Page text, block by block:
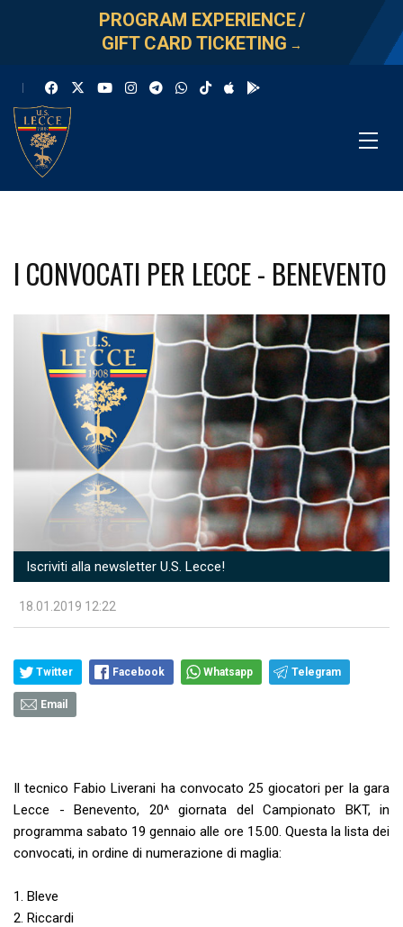
PROGRAM EXPERIENCE/
GIFT CARD TICKETING →
I CONVOCATI PER LECCE - BENEVENTO
Iscriviti alla newsletter U.S. Lecce!
18.01.2019 12:22
Twitter Facebook Whatsapp Telegram
Email
Il tecnico Fabio Liverani ha convocato 25 giocatori per la gara
Lecce - Benevento, 20^ giornata del Campionato BKT, in
programma sabato 19 gennaio alle ore 15.00. Questa la lista dei
convocati, in ordine di numerazione di maglia:
1. Bleve
2. Riccardi